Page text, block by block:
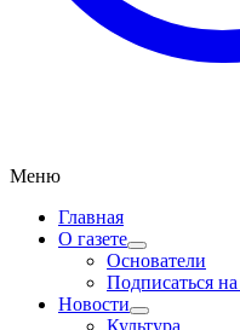
Меню
Главная
О газете
Основатели
Подписаться на
Новости
Культура